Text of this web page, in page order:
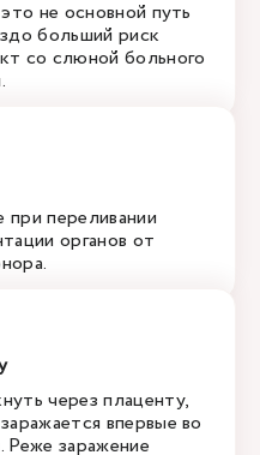
не основной путь
больший риск
со слюной больного
переливании
органов от
через плаценту,
впервые во
Реже заражение